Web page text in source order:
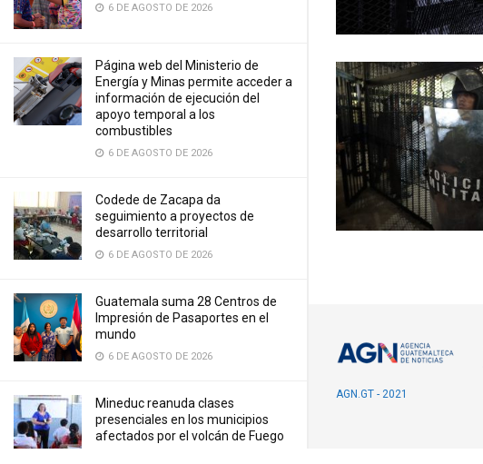
6 DE AGOSTO DE 2026
Página web del Ministerio de
Energía y Minas permite acceder a
información de ejecución del
apoyo temporal a los
combustibles
6 DE AGOSTO DE 2026
Codede de Zacapa da
seguimiento a proyectos de
desarrollo territorial
6 DE AGOSTO DE 2026
Guatemala suma 28 Centros de
Impresión de Pasaportes en el
mundo
6 DE AGOSTO DE 2026
Mineduc reanuda clases
presenciales en los municipios
afectados por el volcán de Fuego
AGN.GT - 2021